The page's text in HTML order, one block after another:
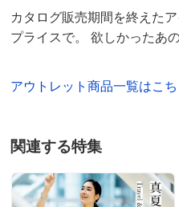
カタログ販売期間を終えた
プライスで。 欲しかったあ
アウトレット商品一覧はこち
関連する特集